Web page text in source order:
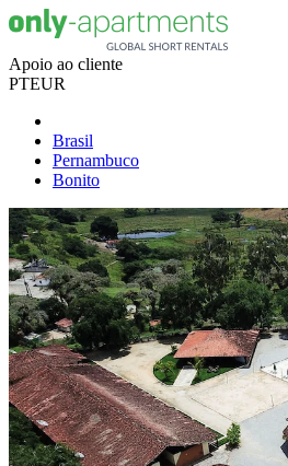
Apoio ao cliente
PTEUR
Brasil
Pernambuco
Bonito